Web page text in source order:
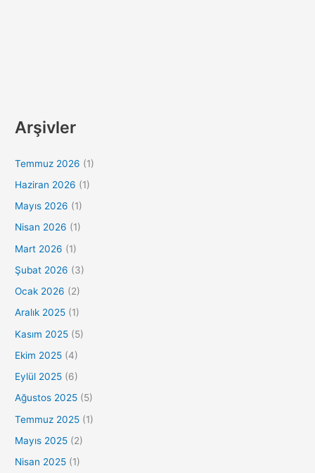
Arşivler
Temmuz 2026 (1)
Haziran 2026 (1)
Mayıs 2026 (1)
Nisan 2026 (1)
Mart 2026 (1)
Şubat 2026 (3)
Ocak 2026 (2)
Aralık 2025 (1)
Kasım 2025 (5)
Ekim 2025 (4)
Eylül 2025 (6)
Ağustos 2025 (5)
Temmuz 2025 (1)
Mayıs 2025 (2)
Nisan 2025 (1)